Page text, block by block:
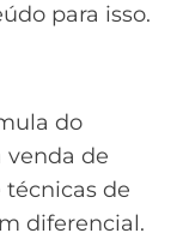
para isso.
do
venda de
técnicas de
diferencial.